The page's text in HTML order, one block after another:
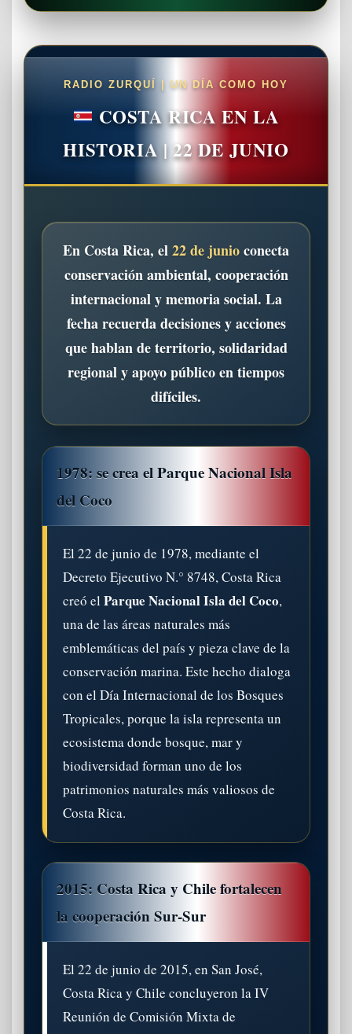
RADIO ZURQUÍ | UN DÍA COMO HOY
COSTA RICA EN LA
HISTORIA | 22 DE JUNIO
En Costa Rica, el22 de junioconecta
conservación ambiental, cooperación
internacional y memoria social. La
fecha recuerda decisiones y acciones
que hablan de territorio, solidaridad
regional y apoyo público en tiempos
difíciles.
1978: se crea el Parque Nacional Isla
del Coco
El 22 de junio de 1978, mediante el
Decreto Ejecutivo N.° 8748, Costa Rica
creó el Parque Nacional Isla del Coco,
una de las áreas naturales más
emblemáticas del país y pieza clave de la
conservación marina. Este hecho dialoga
con el Día Internacional de los Bosques
Tropicales, porque la isla representa un
ecosistema donde bosque, mar y
biodiversidad forman uno de los
patrimonios naturales más valiosos de
Costa Rica.
2015: Costa Rica y Chile fortalecen
la cooperación Sur-Sur
El 22 de junio de 2015, en San José,
Costa Rica y Chile concluyeron la IV
Reunión de Comisión Mixta de